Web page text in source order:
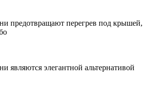
предотвращают перегрев под крышей,
являются элегантной альтернативой